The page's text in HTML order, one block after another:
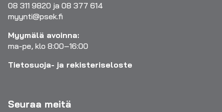
08 311 9820 ja 08 377 614
myynti@psek.fi
Myymälä avoinna:
ma-pe, klo 8:00–16:00
Tietosuoja- ja rekisteriseloste
Seuraa meitä